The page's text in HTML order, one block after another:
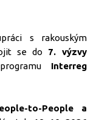
s rakouským
se do 7. výzvy
Interreg
to-People a